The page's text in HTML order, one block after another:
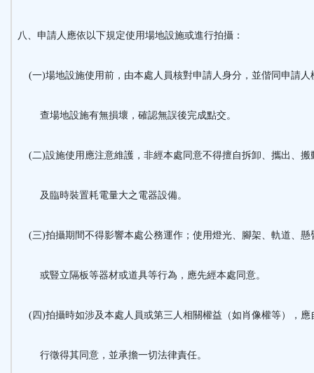
八、申請人應依以下規定使用場地設施或進行拍攝：
(一)場地設施使用前，由本處人員核對申請人身分，並偕同申請人
查場地設施有無損壞，確認無誤後完成點交。
(二)設施使用應注意維護，非經本處同意不得擅自拆卸、攜出、搬
及臨時裝置耗電量大之電器設備。
(三)拍攝期間不得影響本處公務運作；使用燈光、腳架、軌道、懸
或豎立隔板等器材或道具等行為，應先經本處同意。
(四)拍攝時如涉及本處人員或第三人相關權益（如肖像權等），應
行徵得其同意，並承擔一切法律責任。